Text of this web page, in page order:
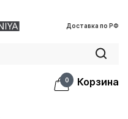
Доставка по РФ
0 Корзина